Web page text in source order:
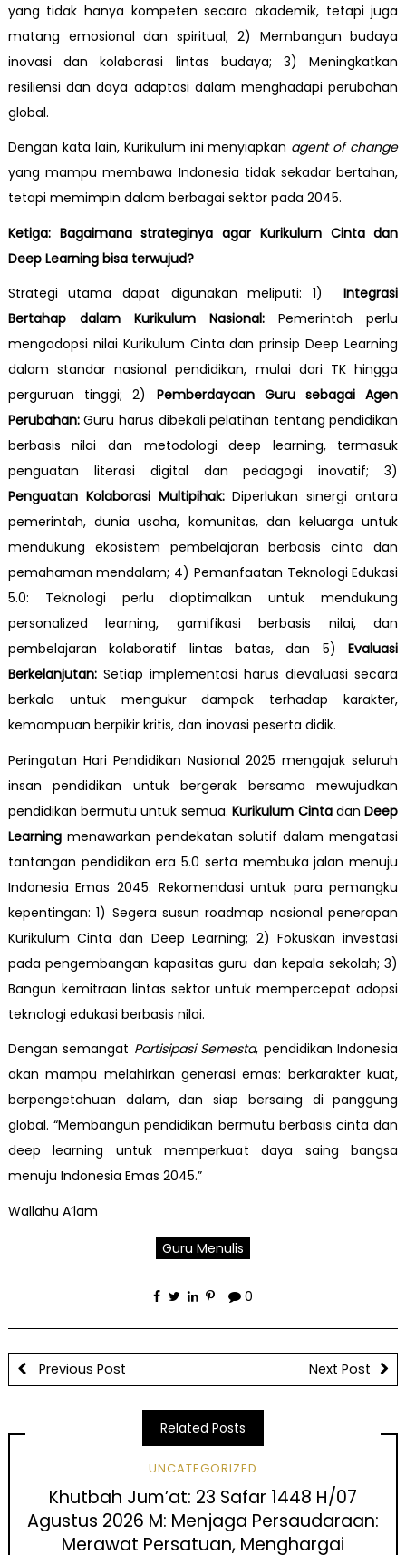
yang tidak hanya kompeten secara akademik, tetapi juga
matang emosional dan spiritual; 2) Membangun budaya
inovasi dan kolaborasi lintas budaya; 3) Meningkatkan
resiliensi dan daya adaptasi dalam menghadapi perubahan
global.
Dengan kata lain, Kurikulum ini menyiapkan agent of change
yang mampu membawa Indonesia tidak sekadar bertahan,
tetapi memimpin dalam berbagai sektor pada 2045.
Ketiga: Bagaimana strateginya agar Kurikulum Cinta dan
Deep Learning bisa terwujud?
Strategi utama dapat digunakan meliputi: 1)Integrasi
Bertahap dalam Kurikulum Nasional: Pemerintah perlu
mengadopsi nilai Kurikulum Cinta dan prinsip Deep Learning
dalam standar nasional pendidikan, mulai dari TK hingga
perguruan tinggi; 2) Pemberdayaan Guru sebagai Agen
Perubahan:Guru harus dibekali pelatihan tentang pendidikan
berbasis nilai dan metodologi deep learning, termasuk
penguatan literasi digital dan pedagogi inovatif; 3)
Penguatan Kolaborasi Multipihak:Diperlukan sinergi antara
pemerintah, dunia usaha, komunitas, dan keluarga untuk
mendukung ekosistem pembelajaran berbasis cinta dan
pemahaman mendalam; 4) Pemanfaatan Teknologi Edukasi
5.0: Teknologi perlu dioptimalkan untuk mendukung
personalized learning, gamifikasi berbasis nilai, dan
pembelajaran kolaboratif lintas batas, dan 5)Evaluasi
Berkelanjutan:Setiap implementasi harus dievaluasi secara
berkala untuk mengukur dampak terhadap karakter,
kemampuan berpikir kritis, dan inovasi peserta didik.
Peringatan Hari Pendidikan Nasional 2025 mengajak seluruh
insan pendidikan untuk bergerak bersama mewujudkan
pendidikan bermutu untuk semua.Kurikulum CintadanDeep
Learningmenawarkan pendekatan solutif dalam mengatasi
tantangan pendidikan era 5.0 serta membuka jalan menuju
Indonesia Emas 2045. Rekomendasi untuk para pemangku
kepentingan: 1) Segera susun roadmap nasional penerapan
Kurikulum Cinta dan Deep Learning; 2) Fokuskan investasi
pada pengembangan kapasitas guru dan kepala sekolah; 3)
Bangun kemitraan lintas sektor untuk mempercepat adopsi
teknologi edukasi berbasis nilai.
Dengan semangat Partisipasi Semesta, pendidikan Indonesia
akan mampu melahirkan generasi emas: berkarakter kuat,
berpengetahuan dalam, dan siap bersaing di panggung
global. “Membangun pendidikan bermutu berbasis cinta dan
deep learning untuk memperkuat daya saing bangsa
menuju Indonesia Emas 2045.”
Wallahu A’lam
Guru Menulis
0
Previous Post Next Post
Related Posts
UNCATEGORIZED
Khutbah Jum’at: 23 Safar 1448 H/07
Agustus 2026 M: Menjaga Persaudaraan:
Merawat Persatuan, Menghargai